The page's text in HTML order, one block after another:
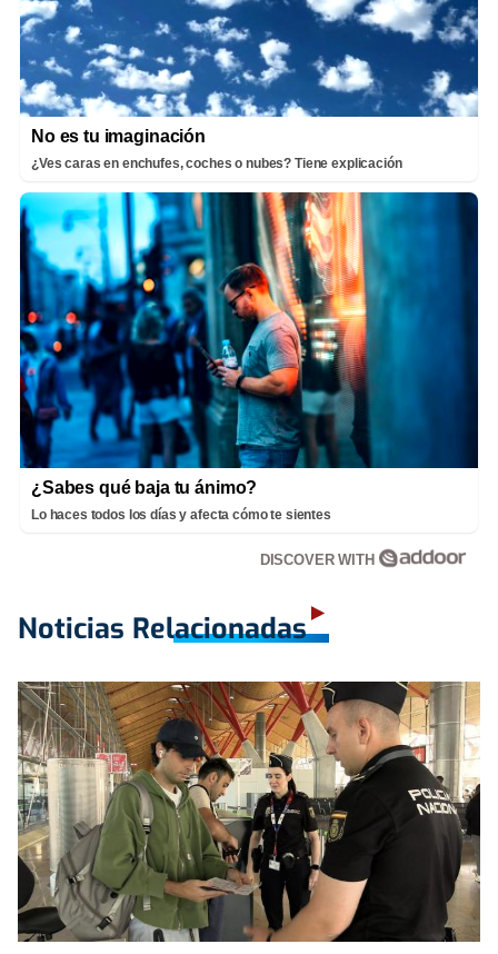
No es tu imaginación
¿Ves caras en enchufes, coches o nubes? Tiene explicación
¿Sabes qué baja tu ánimo?
Lo haces todos los días y afecta cómo te sientes
DISCOVER WITH
Noticias Relacionadas